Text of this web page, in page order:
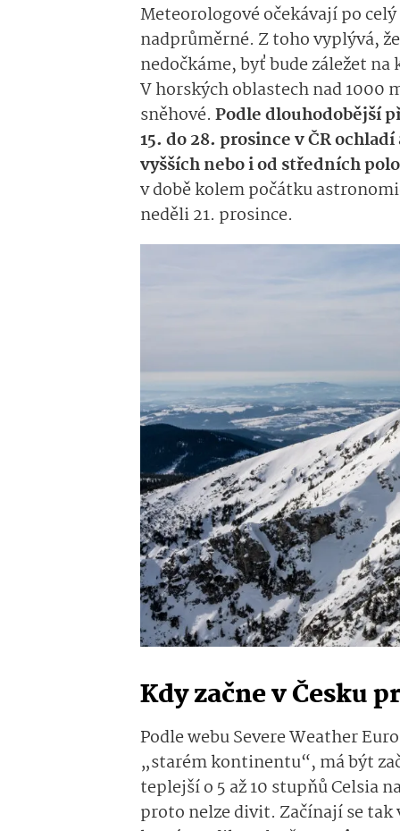
Meteorologové očekávají po
nadprůměrné. Z toho vyplývá,
nedočkáme, byť bude záležet
V horských oblastech nad 1000
sněhové. Podle dlouhodobější
15. do 28. prosince v ČR
vyšších nebo i od středních
v době kolem počátku
neděli 21. prosince.
Kdy začne v Česku
Podle webu Severe Weather
„starém kontinentu“, má být
teplejší o 5 až 10 stupňů Celsia
proto nelze divit. Začínají se